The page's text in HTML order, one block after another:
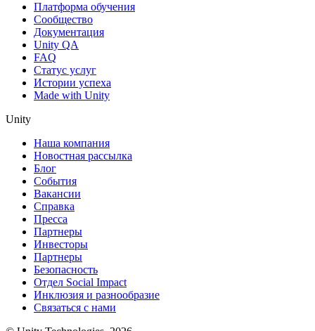
Платформа обучения
Сообщество
Документация
Unity QA
FAQ
Статус услуг
Истории успеха
Made with Unity
Unity
Наша компания
Новостная рассылка
Блог
События
Вакансии
Справка
Пресса
Партнеры
Инвесторы
Партнеры
Безопасность
Отдел Social Impact
Инклюзия и разнообразие
Связаться с нами